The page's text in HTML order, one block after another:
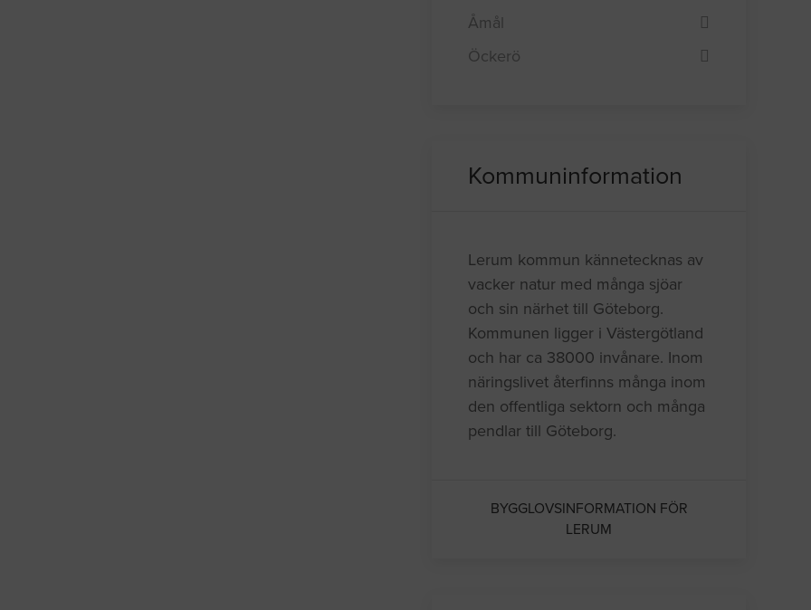
Åmål
Öckerö
Kommuninformation
Lerum kommun kännetecknas av
vacker natur med många sjöar
och sin närhet till Göteborg.
Kommunen ligger i Västergötland
och har ca 38000 invånare. Inom
näringslivet återfinns många inom
den offentliga sektorn och många
pendlar till Göteborg.
BYGGLOVSINFORMATION FÖR
LERUM